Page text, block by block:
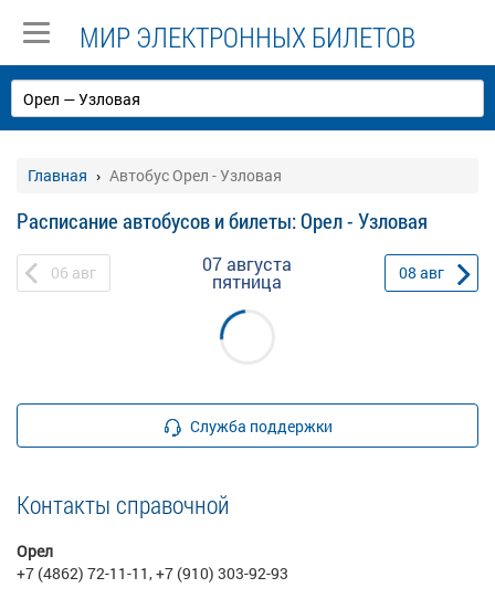
МИР ЭЛЕКТРОННЫХ БИЛЕТОВ
Главная Автобус Орел - Узловая
Расписание автобусов и билеты: Орел - Узловая
06 авг 07 августа
пятница 08 авг
Служба поддержки
Контакты справочной
Орел
+7 (4862) 72-11-11, +7 (910) 303-92-93